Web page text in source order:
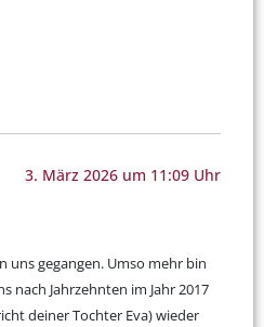
3. März 2026 um 11:09 Uhr
uns gegangen. Umso mehr bin
nach Jahrzehnten im Jahr 2017
deiner Tochter Eva) wieder